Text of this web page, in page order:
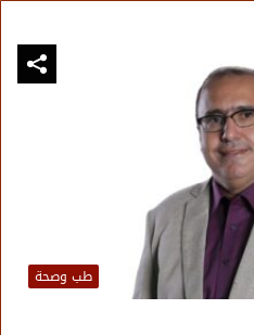
طب وصحة